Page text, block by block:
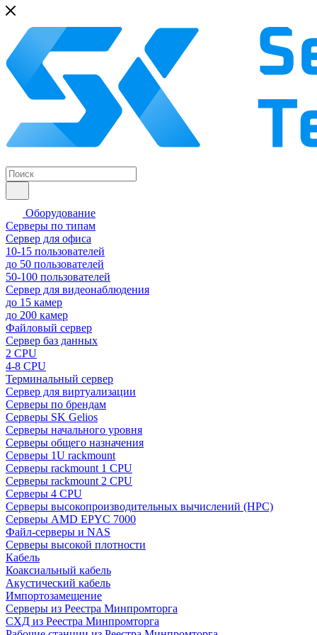
Оборудование
Серверы по типам
Сервер для офиса
10-15 пользователей
до 50 пользователей
50-100 пользователей
Сервер для видеонаблюдения
до 15 камер
до 200 камер
Файловый сервер
Сервер баз данных
2 CPU
4-8 CPU
Терминальный сервер
Сервер для виртуализации
Серверы по брендам
Серверы SK Gelios
Серверы начального уровня
Серверы общего назначения
Серверы 1U rackmount
Серверы rackmount 1 CPU
Серверы rackmount 2 CPU
Серверы 4 CPU
Серверы высокопроизводительных вычислений (HPC)
Серверы AMD EPYC 7000
Файл-серверы и NAS
Серверы высокой плотности
Кабель
Коаксиальный кабель
Акустический кабель
Импортозамещение
Серверы из Реестра Минпромторга
СХД из Реестра Минпромторга